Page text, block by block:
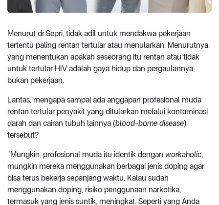
Menurut dr.Sepri, tidak adil untuk mendakwa pekerjaan
tertentu paling rentan tertular atau menularkan. Menurutnya,
yang menentukan apakah seseorang itu rentan atau tidak
untuk tertular HIV adalah gaya hidup dan pergaulannya,
bukan pekerjaan.
Lantas, mengapa sampai ada anggapan profesional muda
rentan tertular penyakit yang ditularkan melalui kontaminasi
darah dan cairan tubuh lainnya (blood-borne disease)
tersebut?
“Mungkin, profesional muda itu identik dengan workaholic,
mungkin mereka menggunakan berbagai jenis doping agar
bisa terus bekerja sepanjang waktu. Kalau sudah
menggunakan doping, risiko penggunaan narkotika,
termasuk yang jenis suntik, meningkat. Seperti yang Anda